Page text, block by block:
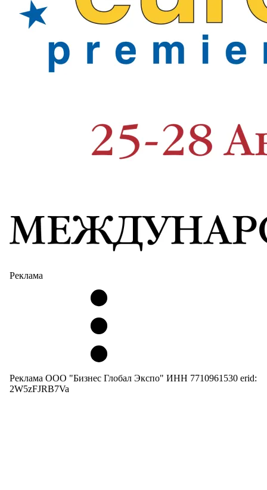
Реклама
Реклама ООО "Бизнес Глобал Экспо" ИНН 7710961530 erid:
2W5zFJRB7Va